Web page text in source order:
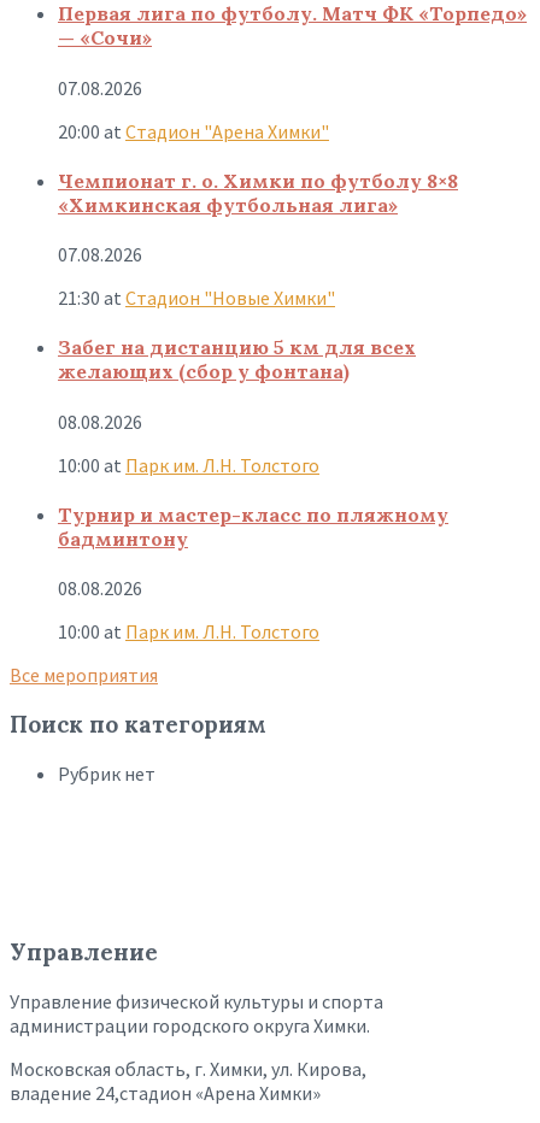
Первая лига по футболу. Матч ФК «Торпедо»
— «Сочи»
07.08.2026
20:00 at Стадион "Арена Химки"
Чемпионат г. о. Химки по футболу 8×8
«Химкинская футбольная лига»
07.08.2026
21:30 at Стадион "Новые Химки"
Забег на дистанцию 5 км для всех
желающих (сбор у фонтана)
08.08.2026
10:00 at Парк им. Л.Н. Толстого
Турнир и мастер-класс по пляжному
бадминтону
08.08.2026
10:00 at Парк им. Л.Н. Толстого
Все мероприятия
Поиск по категориям
Рубрик нет
Управление
Управление физической культуры и спорта
администрации городского округа Химки.
Московская область, г. Химки, ул. Кирова,
владение 24,стадион «Арена Химки»